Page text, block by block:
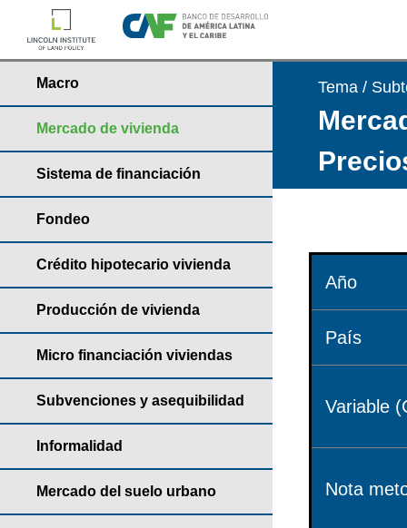
Macro
Mercado de vivienda
Sistema de financiación
Fondeo
Crédito hipotecario vivienda
Producción de vivienda
Micro financiación viviendas
Subvenciones y asequibilidad
Informalidad
Mercado del suelo urbano
Tema /
Año
País
Variable
Nota